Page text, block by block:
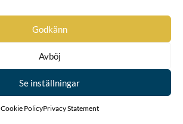
Godkänn
Avböj
Se inställningar
Cookie PolicyPrivacy Statement
Fotografi
2 3